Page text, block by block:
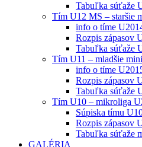
Tabuľka súťaže
Tím U12 MS – staršie
info o tíme
Rozpis zápasov
Tabuľka súťaže
Tím U11 – mladšie
info o tíme
Rozpis zápasov
Tabuľka súťaže
Tím U10 – mikroliga
Súpiska tímu
Rozpis zápasov
Tabuľka súťaže
GALÉRIA